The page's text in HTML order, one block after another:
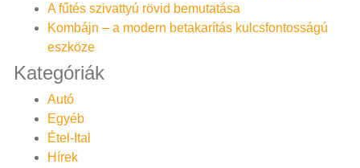
A fűtés szivattyú rövid bemutatása
Kombájn – a modern betakarítás kulcsfontosságú
eszköze
Kategóriák
Autó
Egyéb
Étel-Ital
Hírek